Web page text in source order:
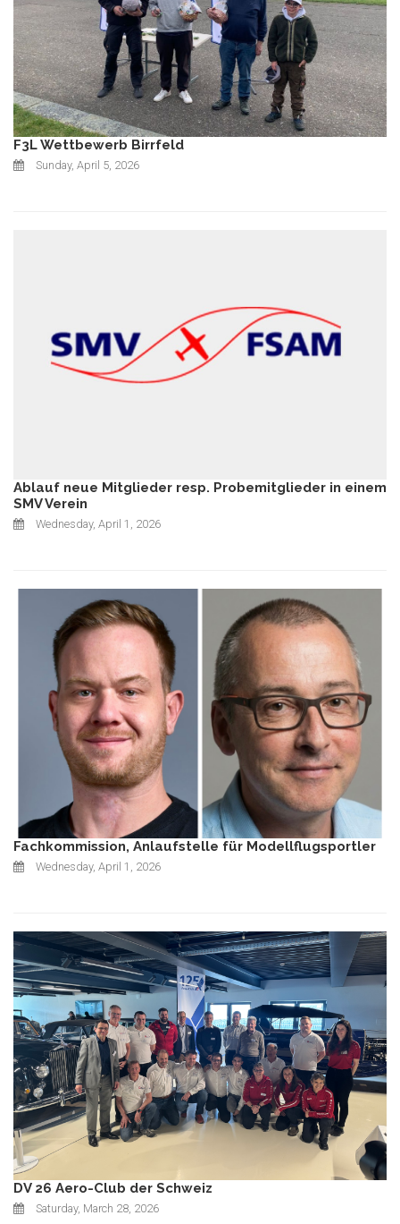
F3L Wettbewerb Birrfeld
Sunday, April 5, 2026
Ablauf neue Mitglieder resp. Probemitglieder in einem
SMV Verein
Wednesday, April 1, 2026
Fachkommission, Anlaufstelle für Modellflugsportler
Wednesday, April 1, 2026
DV 26 Aero-Club der Schweiz
Saturday, March 28, 2026